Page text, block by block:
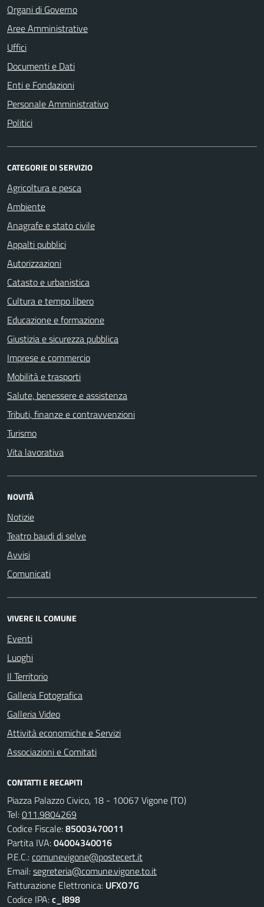
Organi di Governo
Aree Amministrative
Uffici
Documenti e Dati
Enti e Fondazioni
Personale Amministrativo
Politici
CATEGORIE DI SERVIZIO
Agricoltura e pesca
Ambiente
Anagrafe e stato civile
Appalti pubblici
Autorizzazioni
Catasto e urbanistica
Cultura e tempo libero
Educazione e formazione
Giustizia e sicurezza pubblica
Imprese e commercio
Mobilità e trasporti
Salute, benessere e assistenza
Tributi, finanze e contravvenzioni
Turismo
Vita lavorativa
NOVITÀ
Notizie
Teatro baudi di selve
Avvisi
Comunicati
VIVERE IL COMUNE
Eventi
Luoghi
Il Territorio
Galleria Fotografica
Galleria Video
Attività economiche e Servizi
Associazioni e Comitati
CONTATTI E RECAPITI
Piazza Palazzo Civico, 18 - 10067 Vigone (TO)
Tel:011.9804269
Codice Fiscale:85003470011
Partita IVA:04004340016
P.E.C.:comunevigone@postecert.it
Email:segreteria@comune.vigone.to.it
Fatturazione Elettronica: UFXO7G
Codice IPA:c_l898